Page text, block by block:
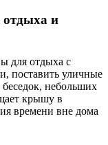
отдыха и
для отдыха с
поставить уличные
небольших
крышу в
времени вне дома